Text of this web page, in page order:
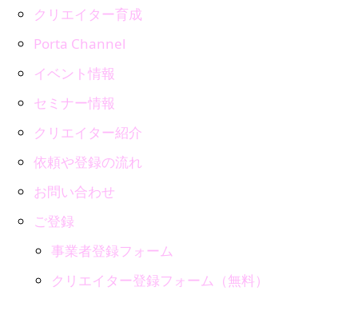
クリエイター育成
Porta Channel
イベント情報
セミナー情報
クリエイター紹介
依頼や登録の流れ
お問い合わせ
ご登録
事業者登録フォーム
クリエイター登録フォーム（無料）